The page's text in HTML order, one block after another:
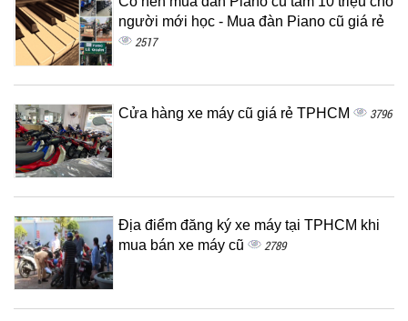
người mới học - Mua đàn Piano cũ giá rẻ
2517
Cửa hàng xe máy cũ giá rẻ TPHCM 3796
Địa điểm đăng ký xe máy tại TPHCM khi
mua bán xe máy cũ
2789